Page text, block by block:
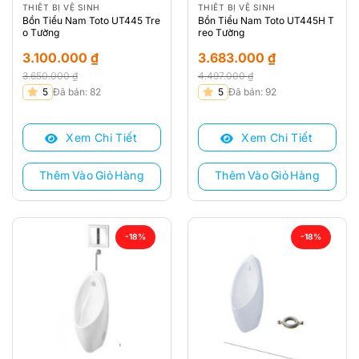
THIẾT BỊ VỆ SINH
Bồn Tiểu Nam Toto UT445 Tre
o Tường
3.650.000₫
Giá
là:
3.650.000 ₫.
3.100.000 ₫
Giá
tại
3.100.000 ₫.
5 Đã bán: 82
Xem Chi Tiết
Thêm Vào Giỏ Hàng
THIẾT BỊ VỆ SINH
Bồn Tiểu Nam Toto UT445H T
reo Tường
4.497.000₫
Giá
là:
4.497.000 ₫.
3.683.000 ₫
Giá
tại
3.683.000 ₫.
5 Đã bán: 92
Xem Chi Tiết
Thêm Vào Giỏ Hàng
-18% -18%